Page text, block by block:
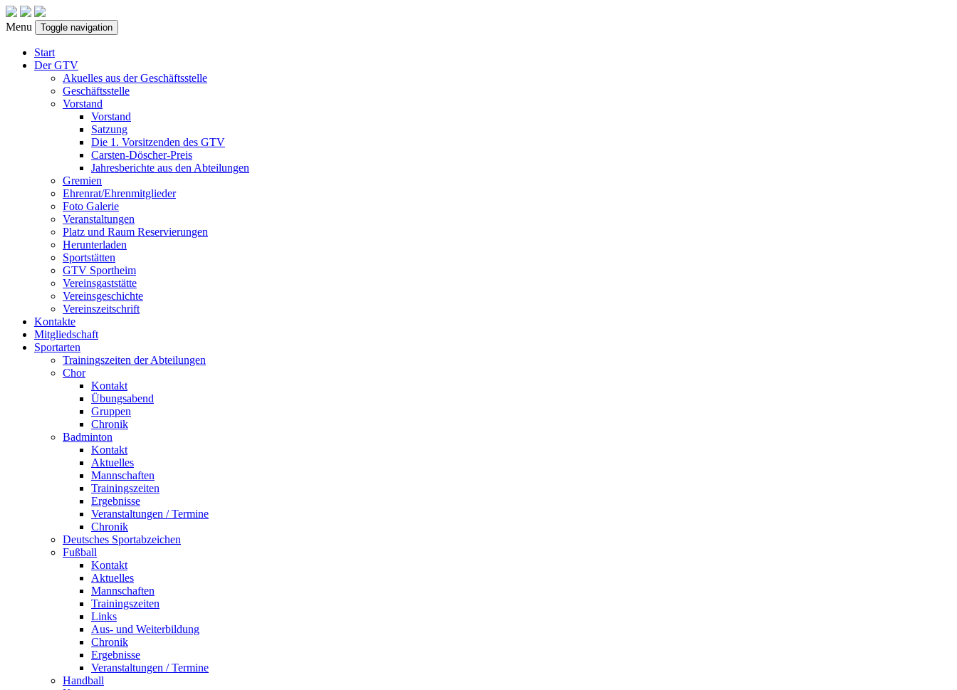
Menu Toggle navigation
Start
Der GTV
Akuelles aus der Geschäftsstelle
Geschäftsstelle
Vorstand
Vorstand
Satzung
Die 1. Vorsitzenden des GTV
Carsten-Döscher-Preis
Jahresberichte aus den Abteilungen
Gremien
Ehrenrat/Ehrenmitglieder
Foto Galerie
Veranstaltungen
Platz und Raum Reservierungen
Herunterladen
Sportstätten
GTV Sportheim
Vereinsgaststätte
Vereinsgeschichte
Vereinszeitschrift
Kontakte
Mitgliedschaft
Sportarten
Trainingszeiten der Abteilungen
Chor
Kontakt
Übungsabend
Gruppen
Chronik
Badminton
Kontakt
Aktuelles
Mannschaften
Trainingszeiten
Ergebnisse
Veranstaltungen / Termine
Chronik
Deutsches Sportabzeichen
Fußball
Kontakt
Aktuelles
Mannschaften
Trainingszeiten
Links
Aus- und Weiterbildung
Chronik
Ergebnisse
Veranstaltungen / Termine
Handball